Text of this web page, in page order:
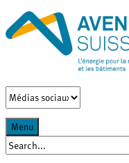
Menu